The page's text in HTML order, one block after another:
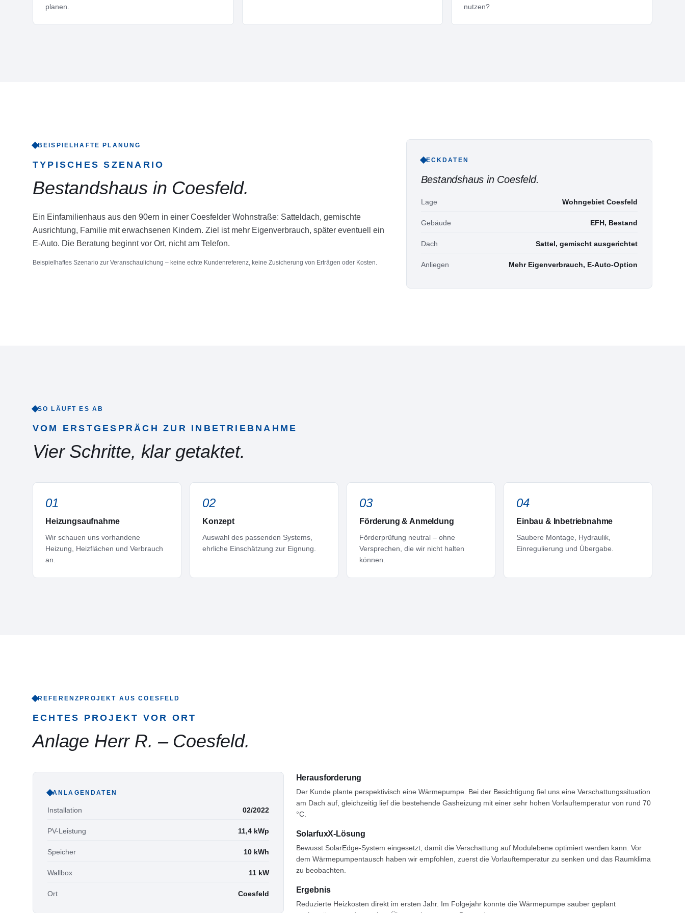
planen.
nutzen?
BEISPIELHAFTE PLANUNG
TYPISCHES SZENARIO
Bestandshaus in Coesfeld.
Ein Einfamilienhaus aus den 90ern in einer Coesfelder Wohnstraße: Satteldach, gemischte
Ausrichtung, Familie mit erwachsenen Kindern. Ziel ist mehr Eigenverbrauch, später eventuell ein
E-Auto. Die Beratung beginnt vor Ort, nicht am Telefon.
Beispielhaftes Szenario zur Veranschaulichung – keine echte Kundenreferenz, keine Zusicherung von Erträgen oder Kosten.
ECKDATEN
Bestandshaus in Coesfeld.
Lage Wohngebiet Coesfeld
Gebäude EFH, Bestand
Dach Sattel, gemischt ausgerichtet
Anliegen Mehr Eigenverbrauch, E-Auto-Option
SO LÄUFT ES AB
VOM ERSTGESPRÄCH ZUR INBETRIEBNAHME
Vier Schritte, klar getaktet.
01
Heizungsaufnahme
Wir schauen uns vorhandene
Heizung, Heizflächen und Verbrauch
an.
02
Konzept
Auswahl des passenden Systems,
ehrliche Einschätzung zur Eignung.
03
Förderung & Anmeldung
Förderprüfung neutral – ohne
Versprechen, die wir nicht halten
können.
04
Einbau & Inbetriebnahme
Saubere Montage, Hydraulik,
Einregulierung und Übergabe.
REFERENZPROJEKT AUSCOESFELD
ECHTES PROJEKT VOR ORT
Anlage Herr R. – Coesfeld.
ANLAGENDATEN
Installation 02/2022
PV-Leistung 11,4kWp
Speicher 10kWh
Wallbox 11kW
Ort Coesfeld
Herausforderung
Der Kunde plante perspektivisch eine Wärmepumpe. Bei der Besichtigung fiel uns eine Verschattungssituation
am Dach auf, gleichzeitig lief die bestehende Gasheizung mit einer sehr hohen Vorlauftemperatur von rund 70
°C.
SolarfuxX-Lösung
Bewusst SolarEdge-System eingesetzt, damit die Verschattung auf Modulebene optimiert werden kann. Vor
dem Wärmepumpentausch haben wir empfohlen, zuerst die Vorlauftemperatur zu senken und das Raumklima
zu beobachten.
Ergebnis
Reduzierte Heizkosten direkt im ersten Jahr. Im Folgejahr konnte die Wärmepumpe sauber geplant